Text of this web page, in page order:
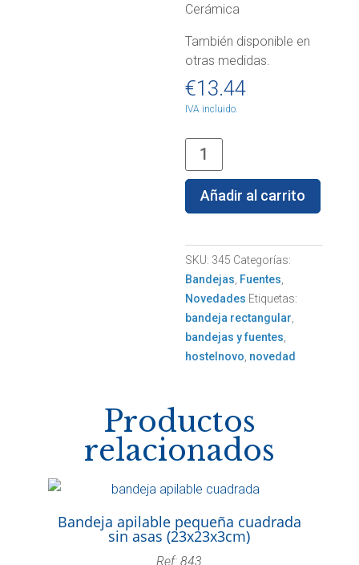
Cerámica
También disponible en
otras medidas.
€13.44
IVA incluido.
Bandeja
rectangular
de
cerámica
26,5x16x0,5cm
cantidad
Añadir al carrito
SKU: 345 Categorías:
Bandejas Fuentes
Novedades Etiquetas:
bandeja rectangular
bandejas y fuentes
hostelnovo novedad
Productos
relacionados
Bandeja apilable pequeña cuadrada
sin asas (23x23x3cm)
Ref: 843